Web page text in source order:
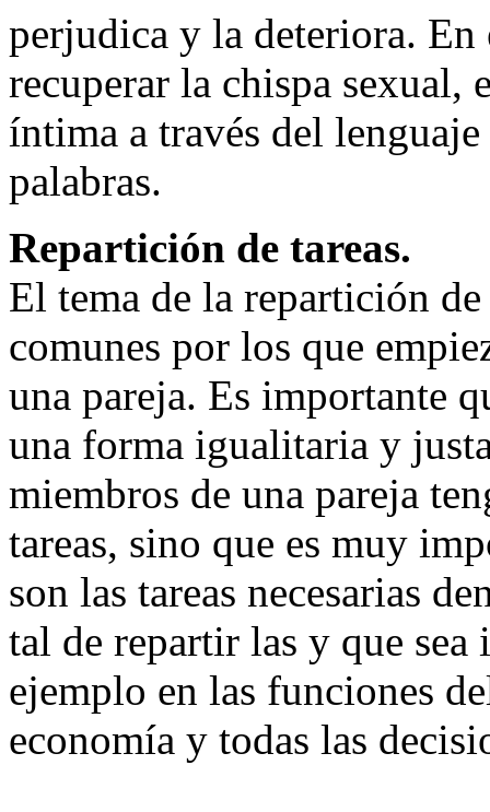
perjudica y la deteriora. En
recuperar la chispa sexual,
íntima a través del
palabras.
Repartición de tareas.
El tema de la repartición
comunes por los que
una pareja. Es importante
una forma igualitaria y
miembros de una pareja
tareas, sino que es muy
son las tareas necesarias
tal de repartir las y que
ejemplo en las funciones
economía y todas las